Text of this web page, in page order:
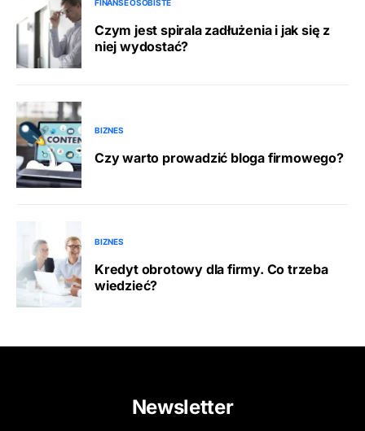
FINANSE OSOBISTE
Czym jest spirala zadłużenia i jak się z
niej wydostać?
BIZNES
Czy warto prowadzić bloga firmowego?
BIZNES
Kredyt obrotowy dla firmy. Co trzeba
wiedzieć?
Newsletter